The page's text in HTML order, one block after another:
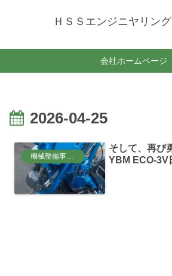
ＨＳＳエンジニヤリン
会社ホームページ
2026-04-25
機械整備事業部
そして、再び
YBM ECO-3V